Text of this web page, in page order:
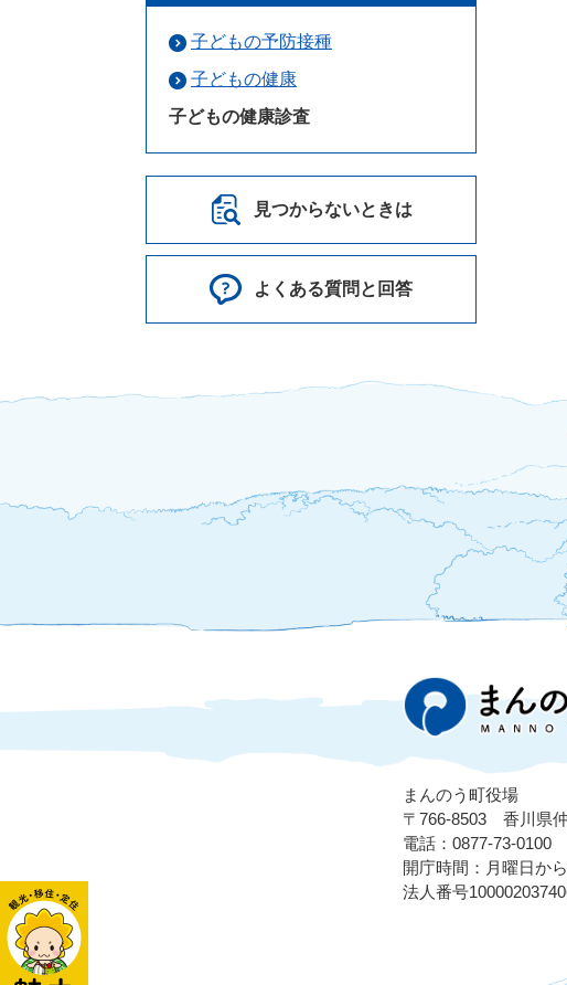
子どもの予防接種
子どもの健康
子どもの健康診査
見つからないときは
よくある質問と回答
まんのう町役場
〒766-8503 香川県
電話：0877-73-0100
開庁時間：月曜日か
法人番号